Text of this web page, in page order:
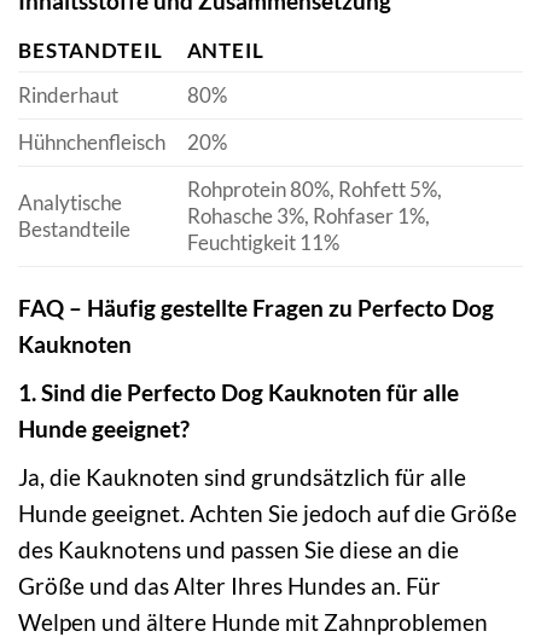
BESTANDTEIL
ANTEIL
Rinderhaut
80%
Hühnchenfleisch
20%
Analytische
Bestandteile
Rohprotein 80%, Rohfett 5%,
Rohasche 3%, Rohfaser 1%,
Feuchtigkeit 11%
FAQ – Häufig gestellte Fragen zu Perfecto Dog
Kauknoten
1. Sind die Perfecto Dog Kauknoten für alle
Hunde geeignet?
Ja, die Kauknoten sind grundsätzlich für alle
Hunde geeignet. Achten Sie jedoch auf die Größe
des Kauknotens und passen Sie diese an die
Größe und das Alter Ihres Hundes an. Für
Welpen und ältere Hunde mit Zahnproblemen